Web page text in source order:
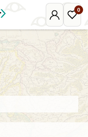
Mijn
Djoser
0